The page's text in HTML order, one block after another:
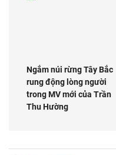
Ngắm núi rừng Tây Bắc
rung động lòng người
trong MV mới của Trần
Thu Hường